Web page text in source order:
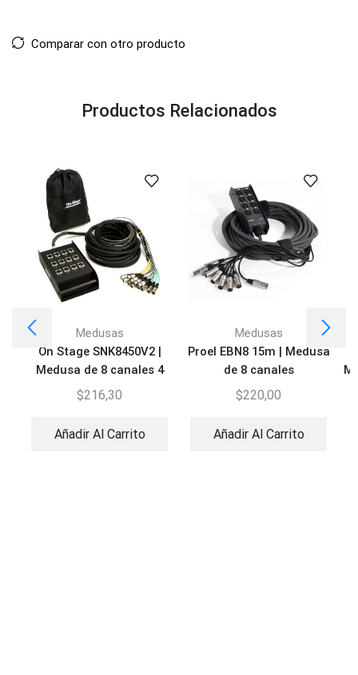
Comparar con otro producto
Productos Relacionados
Medusas
On Stage SNK8450V2 |
Medusa de 8 canales 4
Retornos
$216,30
Añadir Al Carrito
Medusas
Proel EBN8 15m | Medusa
de 8 canales
$220,00
Añadir Al Carrito